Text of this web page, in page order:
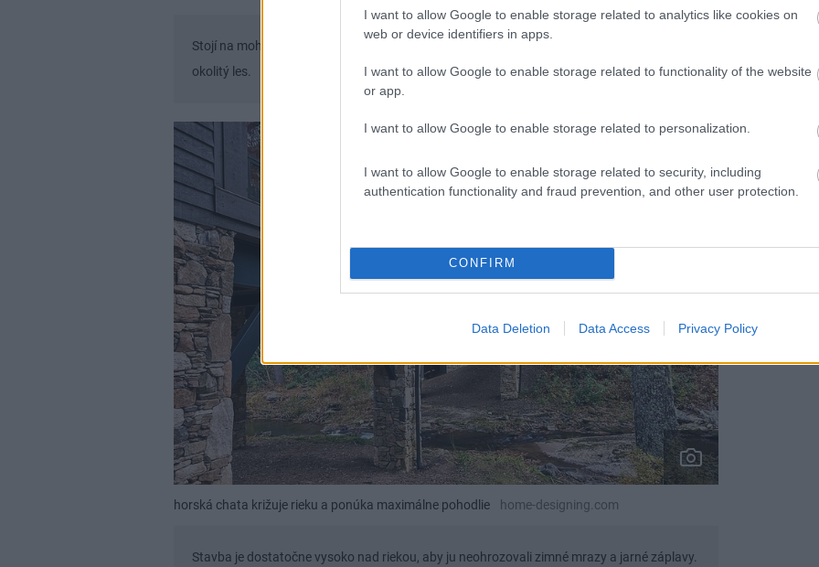
I want to allow Google to enable storage related to analytics like cookies on
web or device identifiers in apps.
I want to allow Google to enable storage related to functionality of the website
or app.
I want to allow Google to enable storage related to personalization.
I want to allow Google to enable storage related to security, including
authentication functionality and fraud prevention, and other user protection.
CONFIRM
Data Deletion Data Access Privacy Policy
Stojí na mohutných kamenných pilieroch priamo nad riekou a ponúka jedinečný výhľad na
okolitý les.
horská chata križuje rieku a ponúka maximálne pohodlie home-designing.com
Stavba je dostatočne vysoko nad riekou, aby ju neohrozovali zimné mrazy a jarné záplavy.